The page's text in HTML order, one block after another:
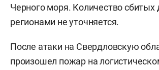
Черного моря. Количество сбитых
регионами не уточняется.
После атаки на Свердловскую
произошел пожар на